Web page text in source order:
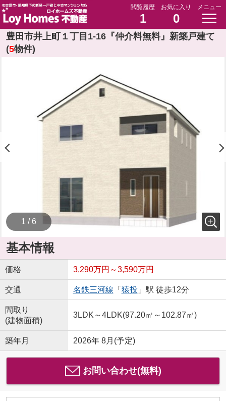
閲覧履歴
1
お気に入り
0
メニュー
豊田市井上町１丁目1-16『仲介料無料』新築戸建て
(5物件)
1 / 6
基本情報
価格 3,290万円～3,590万円
交通 名鉄三河線 「 猿投 」駅 徒歩12分
間取り
(建物面積)
3LDK～4LDK(97.20㎡～102.87㎡)
築年月 2026年 8月(予定)
お問い合わせ(無料)